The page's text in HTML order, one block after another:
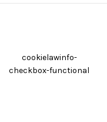
cookielawinfo-
checkbox-functional